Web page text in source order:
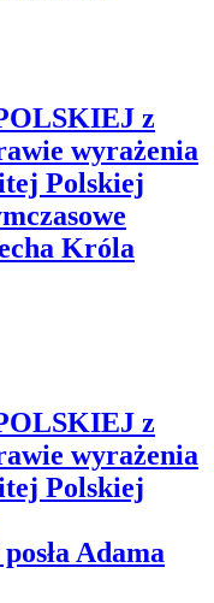
z
wyrażenia
Polskiej
Króla
z
wyrażenia
Polskiej
Adama